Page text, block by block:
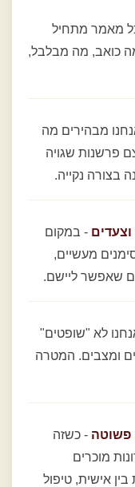
מאמר מתחיל
כואב, מה מבלבל,
מבהירים מה
פרשנות שגויה
בצורה נקייה.
- במקום
מעשיים,
שאפשר ליישם.
לא "שופטים"
ומצבים. המטרה
פשוטה - כשזה
מוכרים
אישית, טיפול